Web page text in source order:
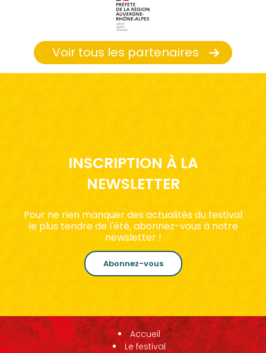
Voir tous les partenaires
INSCRIPTION À LA
NEWSLETTER
Pour ne rien manquer des actualités du festival
le plus tendre de l'été, abonnez-vous à notre
newsletter !
Abonnez-vous
Accueil
Le festival